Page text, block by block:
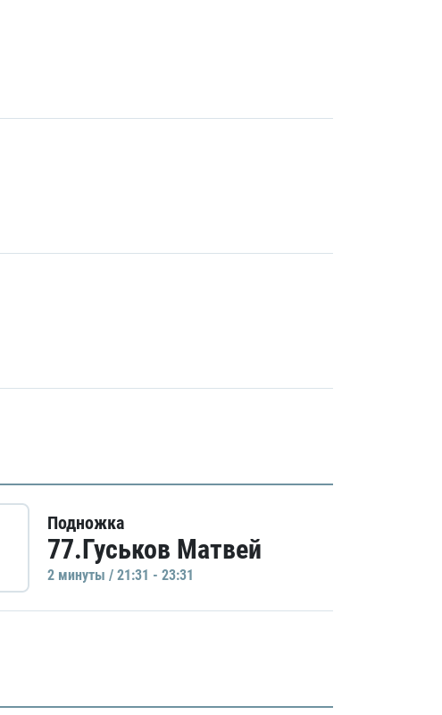
Подножка
77.Гуськов Матвей
2 минуты / 21:31 - 23:31